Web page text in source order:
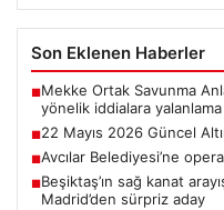
Son Eklenen Haberler
■Mekke Ortak Savunma
yönelik iddialara
■22 Mayıs 2026 Güncel
■Avcılar Belediyesi’ne
■Beşiktaş’ın sağ kanat
Madrid’den sürpriz aday